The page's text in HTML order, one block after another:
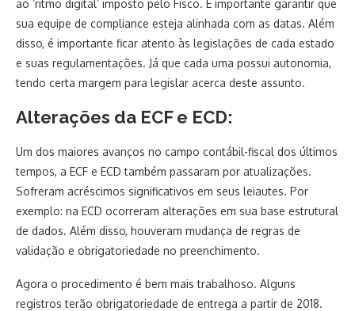
ao ‘ritmo digital’ imposto pelo Fisco. É importante garantir que
sua equipe de compliance esteja alinhada com as datas. Além
disso, é importante ficar atento às legislações de cada estado
e suas regulamentações. Já que cada uma possui autonomia,
tendo certa margem para legislar acerca deste assunto.
Alterações da ECF e ECD:
Um dos maiores avanços no campo contábil-fiscal dos últimos
tempos, a ECF e ECD também passaram por atualizações.
Sofreram acréscimos significativos em seus leiautes. Por
exemplo: na ECD ocorreram alterações em sua base estrutural
de dados. Além disso, houveram mudança de regras de
validação e obrigatoriedade no preenchimento.
Agora o procedimento é bem mais trabalhoso. Alguns
registros terão obrigatoriedade de entrega a partir de 2018.